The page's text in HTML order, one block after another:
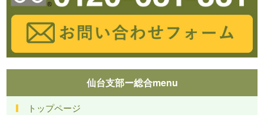
仙台支部ー総合menu
トップページ